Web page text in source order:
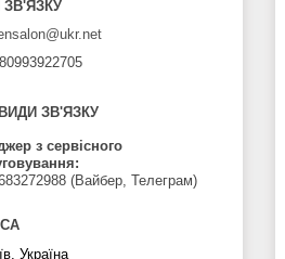
ВИДИ ЗВ'ЯЗКУ
з сервісного
(Вайбер, Телеграм)
Україна